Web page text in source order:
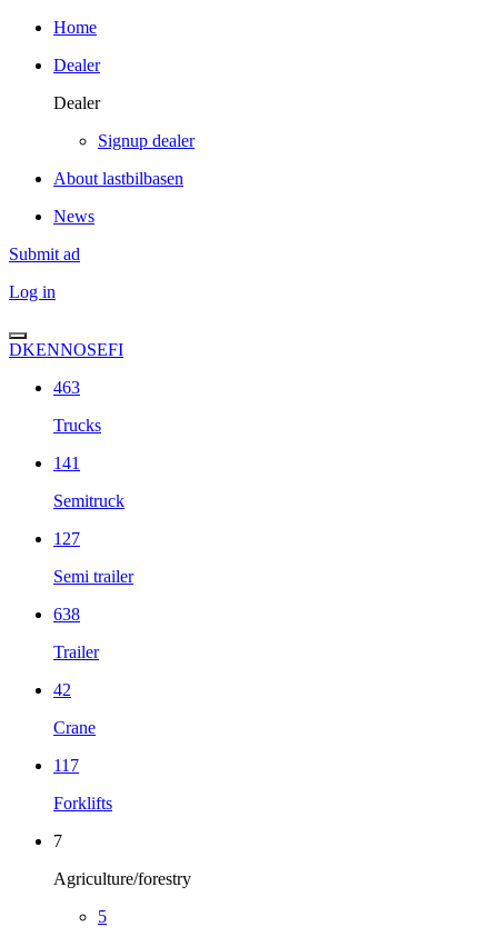
Home
Dealer
Dealer
Signup dealer
About lastbilbasen
News
Submit ad
Log in
DKENNOSEFI
463
Trucks
141
Semitruck
127
Semi trailer
638
Trailer
42
Crane
117
Forklifts
7
Agriculture/forestry
5